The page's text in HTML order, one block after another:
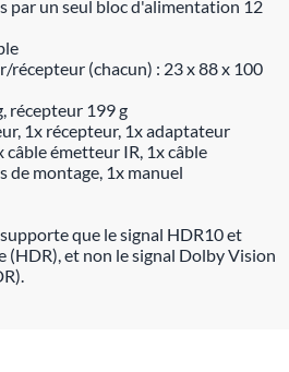
par un seul bloc d'alimentation 12
récepteur (chacun) : 23 x 88 x 100
récepteur 199 g
1x récepteur, 1x adaptateur
émetteur IR, 1x câble
de montage, 1x manuel
que le signal HDR10 et
(HDR), et non le signal Dolby Vision